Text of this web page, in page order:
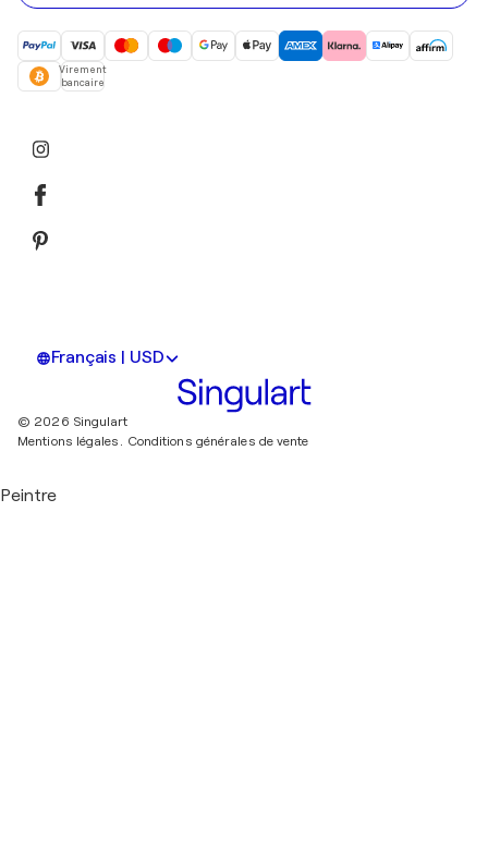
Virement
bancaire
Français | USD
© 2026 Singulart
Mentions légales. Conditions générales de vente
Peintre